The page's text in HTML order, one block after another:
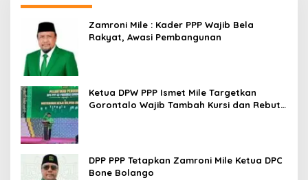
Zamroni Mile : Kader PPP Wajib Bela
Rakyat, Awasi Pembangunan
Ketua DPW PPP Ismet Mile Targetkan
Gorontalo Wajib Tambah Kursi dan Rebut
DPP PPP Tetapkan Zamroni Mile Ketua DPC
Bone Bolango